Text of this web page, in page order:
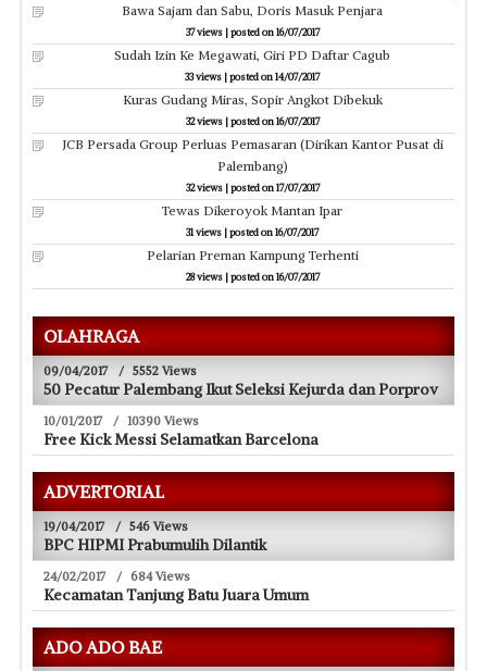
Bawa Sajam dan Sabu, Doris Masuk Penjara
37 views|posted on 16/07/2017
Sudah Izin Ke Megawati, Giri PD Daftar Cagub
33 views |posted on 14/07/2017
Kuras Gudang Miras, Sopir Angkot Dibekuk
32 views|posted on 16/07/2017
JCB Persada Group Perluas Pemasaran (Dirikan Kantor Pusat di
Palembang)
32 views|posted on 17/07/2017
Tewas Dikeroyok Mantan Ipar
31 views |posted on 16/07/2017
Pelarian Preman Kampung Terhenti
28 views|posted on 16/07/2017
OLAHRAGA
09/04/2017 / 5552 Views
50 Pecatur Palembang Ikut Seleksi Kejurda dan Porprov
10/01/2017 / 10390 Views
Free Kick Messi Selamatkan Barcelona
ADVERTORIAL
19/04/2017 / 546 Views
BPC HIPMI Prabumulih Dilantik
24/02/2017 / 684 Views
Kecamatan Tanjung Batu Juara Umum
ADO ADO BAE